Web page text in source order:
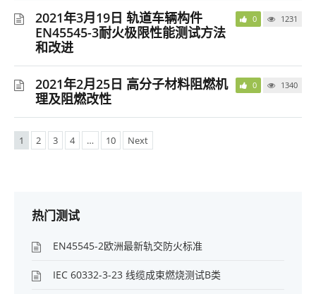
2021年3月19日 轨道车辆构件
EN45545-3耐火极限性能测试方法
和改进
0 1231
2021年2月25日 高分子材料阻燃机
理及阻燃改性
0 1340
1 2 3 4 … 10 Next
热门测试
EN45545-2欧洲最新轨交防火标准
IEC 60332-3-23 线缆成束燃烧测试B类